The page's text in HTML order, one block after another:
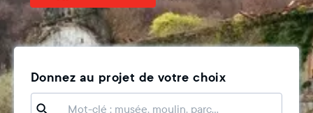
Donnez au projet de votre choix
Mots-clés